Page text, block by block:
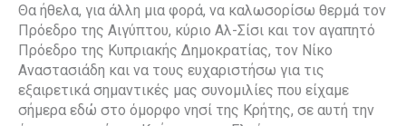
Θα ήθελα, για άλλη μια φορά, να καλωσορίσω θερμά τον
Πρόεδρο της Αιγύπτου, κύριο Αλ-Σίσι και τον αγαπητό
Πρόεδρο της Κυπριακής Δημοκρατίας, τον Νίκο
Αναστασιάδη και να τους ευχαριστήσω για τις
εξαιρετικά σημαντικές μας συνομιλίες που είχαμε
σήμερα εδώ στο όμορφο νησί της Κρήτης, σε αυτή την